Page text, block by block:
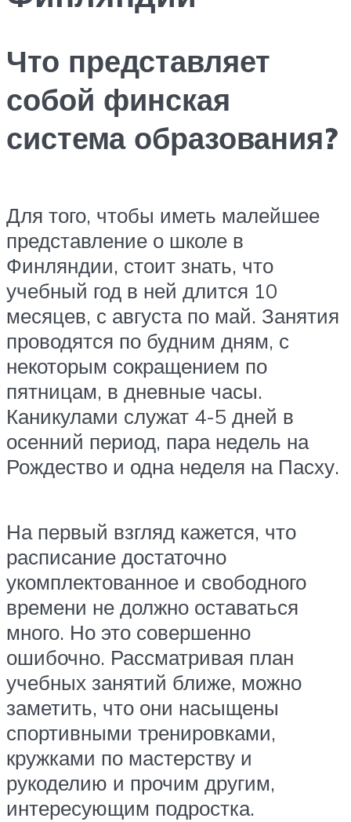
Что представляет
собой финская
система образования?
Для того, чтобы иметь малейшее
представление о школе в
Финляндии, стоит знать, что
учебный год в ней длится 10
месяцев, с августа по май. Занятия
проводятся по будним дням, с
некоторым сокращением по
пятницам, в дневные часы.
Каникулами служат 4-5 дней в
осенний период, пара недель на
Рождество и одна неделя на Пасху.
На первый взгляд кажется, что
расписание достаточно
укомплектованное и свободного
времени не должно оставаться
много. Но это совершенно
ошибочно. Рассматривая план
учебных занятий ближе, можно
заметить, что они насыщены
спортивными тренировками,
кружками по мастерству и
рукоделию и прочим другим,
интересующим подростка.